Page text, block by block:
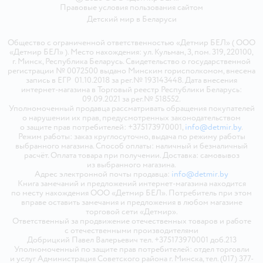
Правовые условия пользования сайтом
Детский мир в Беларуси
Общество с ограниченной ответственностью «Детмир БЕЛ» ( ООО
«Детмир БЕЛ» ). Место нахождения: ул. Кульман, 3, пом. 319, 220100,
г. Минск, Республика Беларусь. Свидетельство о государственной
регистрации № 0072500 выдано Минским горисполкомом, внесена
запись в ЕГР 01.10.2018 за рег.№ 193143448. Дата внесения
интернет-магазина в Торговый реестр Республики Беларусь:
09.09.2021 за рег.№ 518552.
Уполномоченный продавца рассматривать обращения покупателей
о нарушении их прав, предусмотренных законодательством
о защите прав потребителей: +375173970001, info@detmir.by.
Режим работы: заказ круглосуточно, выдача по режиму работы
выбранного магазина. Способ оплаты: наличный и безналичный
расчёт. Оплата товара при получении. Доставка: самовывоз
из выбранного магазина.
Адрес электронной почты продавца: info@detmir.by
Книга замечаний и предложений интернет-магазина находится
по месту нахождения ООО «Детмир БЕЛ». Потребитель при этом
вправе оставить замечания и предложения в любом магазине
торговой сети «Детмир».
Ответственный за продвижение отечественных товаров и работе
с отечественными производителями
Добрицкий Павел Валерьевич тел. +375173970001 доб.213
Уполномоченный по защите прав потребителей: отдел торговли
и услуг Администрация Советского района г. Минска, тел. (017) 377-